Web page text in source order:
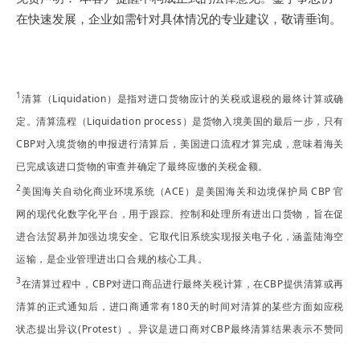
在快速发展，企业如需针对具体情况的专业建议，敬请垂询。
1 清算（Liquidation）是指对进口货物应计的关税或退税的最终计算或确
定。清算流程（Liquidation process）是货物入境美国的最后一步，只有
CBP对入境货物的申报进行清算后，美国进口流程才算完成，意味着海关
已完成该进口货物的审查并确定了最终应缴的关税金额。
2美国海关自动化商业环境系统（ACE）是美国海关和边境保护局 CBP 官
网的现代化数字化平台，用于跟踪、控制和处理所有进出口货物，旨在促
进合法贸易并加强边境安全。它取代旧系统实现报关电子化，涵盖陆海空
运输，是企业管理进出口合规的核心工具。
3在清算过程中，CBP对进口商品进行最终关税计算，在CBP提供清算或再
清算的正式通知后，进口商通常有180天的时间对清算的某些方面如应税
状态提出异议(Protest）。异议是进口商对CBP最终清算结果表示不赞同